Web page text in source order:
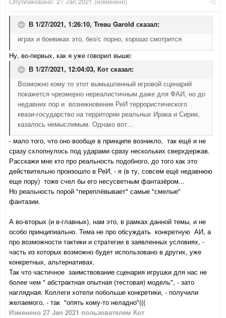
В 1/27/2021, 1:26:10, Treau Garold сказал:
играх и боевиках это, без/с порно, хорошо смотрится
Ну, во-первых, как я уже говорил выше:
В 1/27/2021, 12:04:03, Кот сказал:
Возможно кому то этот вымышленный игровой сценарий
покажется чрезмерно нереалистичным даже для ФАИ, но до
недавних пор и возникновение РеИ террористического
квази-государство на территории реальных Ирака и Сирии,
казалось немыслимым. Однако вот...
- мало того, что оно вообще в принципе возникло, так ещё и не
сразу схлопнулось под ударами сразу нескольких сверхдержав.
Расскажи мне кто про реальность подобного, до того как это
действительно произошло в РеИ, - я (в ту, совсем ещё недавнюю
еще пору) тоже счел бы его несусветным фантазёром...
Но реальность порой "переплёвывает" самые "смелые"
фантазии.
А во-вторых (и в-главных), нам это, в рамках данной темы, и не
особо принципиально. Тема не про обсуждать конкретную АИ, а
про возможности тактики и стратегии в заявленных условиях, -
часть из которых возможно будет использовано в других, уже
конкретных, альтернативах.
Так что частичное заимствование сценария игрушки для нас не
более чем " абстрактная опытная (тестовая) модель", - зато
наглядная. Коллеги хотели побольше конкретики, - получили
желаемого, - так "опять кому-то неладно"(((
Изменено 27 Jan 2021 пользователем Кот